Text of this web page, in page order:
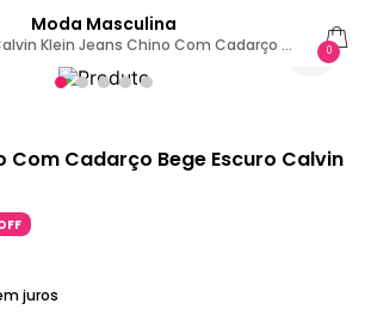
Moda Masculina
Klein Jeans Chino Com Cadarço -
Caqui Medio 42
0
Com Cadarço Bege Escuro Calvin
juros